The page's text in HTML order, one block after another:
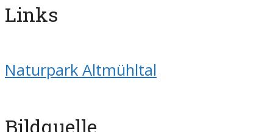
Links
Naturpark Altmühltal
Bildquelle